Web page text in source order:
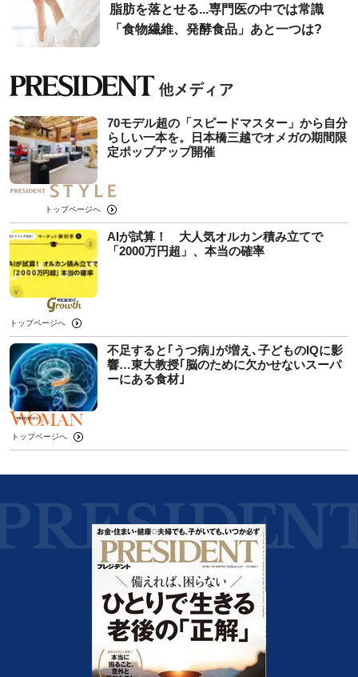
脂肪を落とせる...専門医の中では常識
「食物繊維、発酵食品」あと一つは?
70モデル超の「スピードマスター」から自分
らしい一本を。日本橋三越でオメガの期間限
定ポップアップ開催
トップページへ
AIが試算！ 大人気オルカン積み立てで
「2000万円超」、本当の確率
トップページへ
不足すると｢うつ病｣が増え､子どものIQに影
響…東大教授｢脳のために欠かせないスーパ
ーにある食材｣
トップページへ